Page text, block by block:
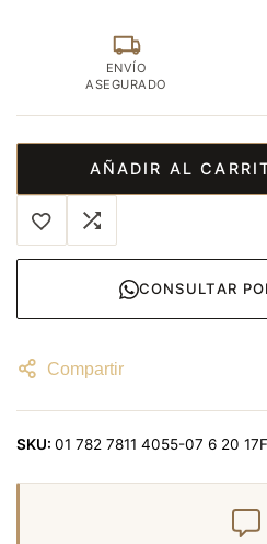
ENVÍO
ASEGURADO
AÑADIR AL
CONSULTAR
Compartir
SKU: 01 782 7811 4055-07 6 20